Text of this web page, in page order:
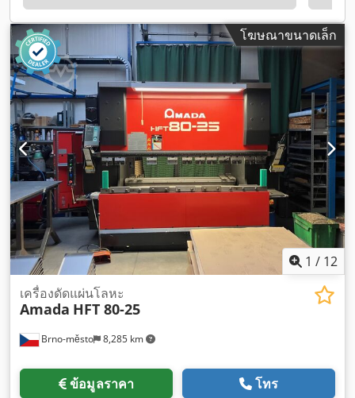
โฆษณาขนาดเล็ก
1 / 12
Brno-město 8,285 km
เครื่องดัดแผ่นโลหะ
Amada HFT 80-25
ข้อมูลราคา โทร